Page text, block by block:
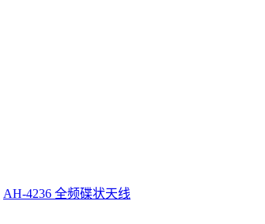
AH-4236 全频碟状天线